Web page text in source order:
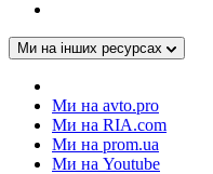
Ми на інших ресурсах
Ми на avto.pro
Ми на RIA.com
Ми на prom.ua
Ми на Youtube